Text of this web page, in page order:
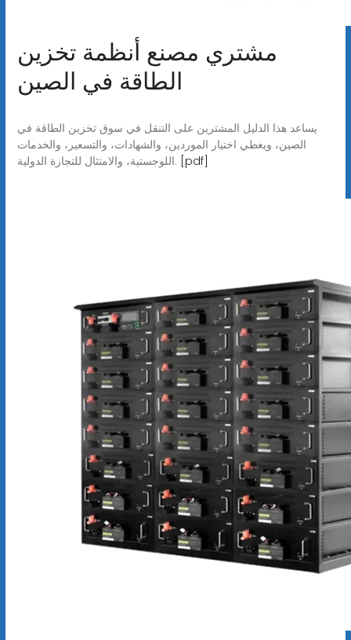
مشتري مصنع أنظمة تخزين
الطاقة في الصين
يساعد هذا الدليل المشترين على التنقل في سوق تخزين الطاقة في
الصين، ويغطي اختيار الموردين، والشهادات، والتسعير، والخدمات
اللوجستية، والامتثال للتجارة الدولية. [pdf]